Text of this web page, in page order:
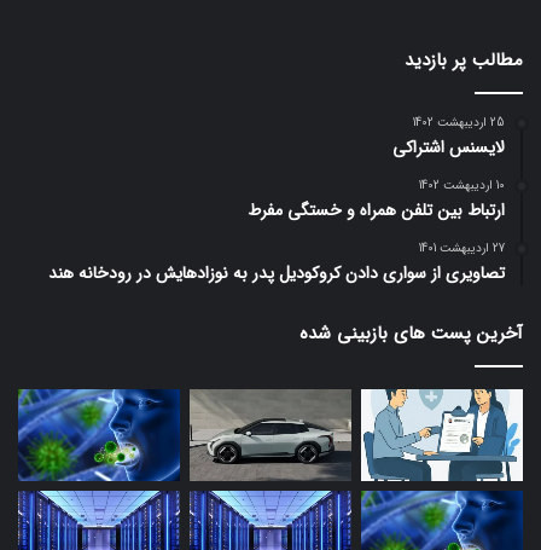
مطالب پر بازدید
25 اردیبهشت 1402
لایسنس اشتراکی
10 اردیبهشت 1402
ارتباط بین تلفن همراه و خستگی مفرط
27 اردیبهشت 1401
تصاویری از سواری دادن کروکودیل پدر به نوزادهایش در رودخانه هند
آخرین پست های بازبینی شده